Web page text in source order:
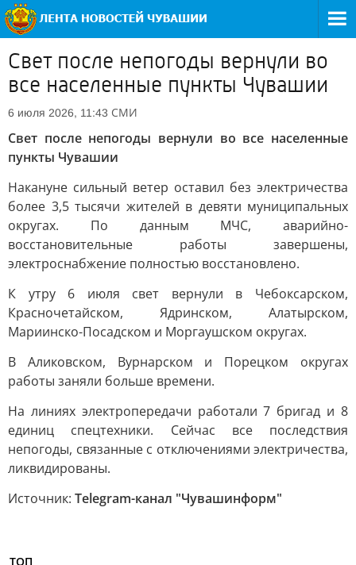
Свет после непогоды вернули во
все населенные пункты Чувашии
6 июля 2026, 11:43 СМИ
Свет после непогоды вернули во все населенные
пункты Чувашии
Накануне сильный ветер оставил без электричества
более 3,5 тысячи жителей в девяти муниципальных
округах. По данным МЧС, аварийно-
восстановительные работы завершены,
электроснабжение полностью восстановлено.
К утру 6 июля свет вернули в Чебоксарском,
Красночетайском, Ядринском, Алатырском,
Мариинско-Посадском и Моргаушском округах.
В Аликовском, Вурнарском и Порецком округах
работы заняли больше времени.
На линиях электропередачи работали 7 бригад и 8
единиц спецтехники. Сейчас все последствия
непогоды, связанные с отключениями электричества,
ликвидированы.
Источник: Telegram-канал "Чувашинформ"
ТОП